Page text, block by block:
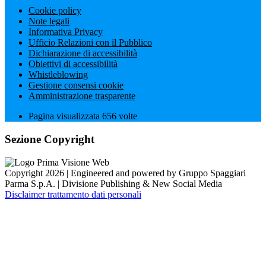
Cookie policy
Note legali
Informativa Privacy
Ufficio Relazioni con il Pubblico
Dichiarazione di accessibilità
Obiettivi di accessibilità
Whistleblowing
Gestione consensi cookie
Amministrazione trasparente
Pagina visualizzata 656 volte
Sezione Copyright
Copyright 2026 | Engineered and powered by Gruppo Spaggiari
Parma S.p.A. | Divisione Publishing & New Social Media
Disclaimer trattamento dati personali